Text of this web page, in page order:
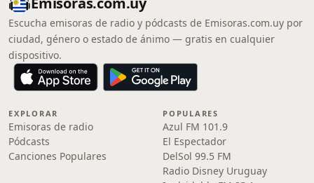
Escucha emisoras de radio y pódcasts de Emisoras.com.uy por
ciudad, género o estado de ánimo — gratis en cualquier
dispositivo.
EXPLORAR
Emisoras de radio
Pódcasts
Canciones Populares
POPULARES
Azul FM 101.9
El Espectador
DelSol 99.5 FM
Radio Disney Uruguay